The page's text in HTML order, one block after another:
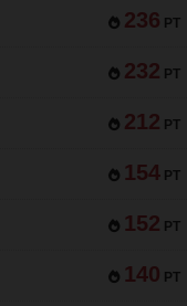
236 PT
232 PT
212 PT
154 PT
152 PT
140 PT